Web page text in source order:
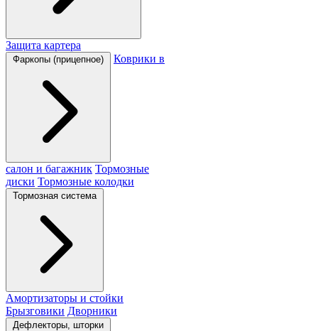
Защита картера
Фаркопы (прицепное) Коврики в
салон и багажник Тормозные
диски Тормозные колодки
Тормозная система
Амортизаторы и стойки
Брызговики Дворники
Дефлекторы, шторки